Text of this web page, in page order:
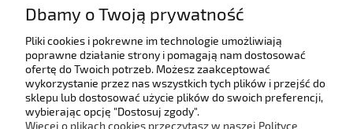
do koszyka
Pomoc
Dbamy o Twoją prywatność
Pliki cookies i pokrewne im technologie umożliwiają
poprawne działanie strony i pomagają nam dostosować
ofertę do Twoich potrzeb. Możesz zaakceptować
wykorzystanie przez nas wszystkich tych plików i przejść do
sklepu lub dostosować użycie plików do swoich preferencji,
wybierając opcję "Dostosuj zgody".
Więcej o plikach cookies przeczytasz w naszej Polityce